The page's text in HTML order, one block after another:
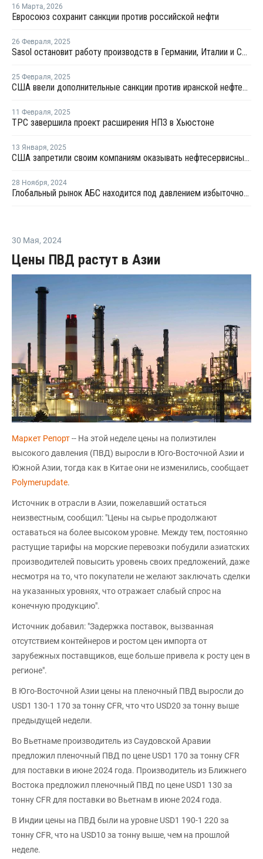
16 Марта, 2026
Евросоюз сохранит санкции против российской нефти
26 Февраля, 2025
Sasol остановит работу производств в Германии, Италии и США
25 Февраля, 2025
США ввели дополнительные санкции против иранской нефтехимии и логистических компаний
11 Февраля, 2025
TPC завершила проект расширения НПЗ в Хьюстоне
13 Января, 2025
США запретили своим компаниям оказывать нефтесервисные услуги в России
28 Ноября, 2024
Глобальный рынок АБС находится под давлением избыточного предложения и слабого спроса
30 Мая, 2024
Цены ПВД растут в Азии
Маркет Репорт-- На этой неделе цены на полиэтилен
высокого давления (ПВД) выросли в Юго-Восточной Азии и
Южной Азии, тогда как в Китае они не изменились, сообщает
Polymerupdate.
Источник в отрасли в Азии, пожелавший остаться
неизвестным, сообщил: "Цены на сырье продолжают
оставаться на более высоком уровне. Между тем, постоянно
растущие тарифы на морские перевозки побудили азиатских
производителей повысить уровень своих предложений, даже
несмотря на то, что покупатели не желают заключать сделки
на указанных уровнях, что отражает слабый спрос на
конечную продукцию".
Источник добавил: "Задержка поставок, вызванная
отсутствием контейнеров и ростом цен импорта от
зарубежных поставщиков, еще больше привела к росту цен в
регионе".
В Юго-Восточной Азии цены на пленочный ПВД выросли до
USD1 130-1 170 за тонну CFR, что что USD20 за тонну выше
предыдущей недели.
Во Вьетнаме производитель из Саудовской Аравии
предложил пленочный ПВД по цене USD1 170 за тонну CFR
для поставки в июне 2024 года. Производитель из Ближнего
Востока предложил пленочный ПВД по цене USD1 130 за
тонну CFR для поставки во Вьетнам в июне 2024 года.
В Индии цены на ПВД были на уровне USD1 190-1 220 за
тонну CFR, что на USD10 за тонну выше, чем на прошлой
неделе.